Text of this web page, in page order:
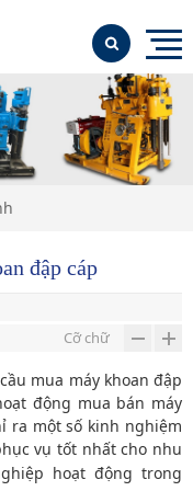
chất
đập cáp
Cỡ chữ
mua máy khoan đập
động mua bán máy
ra một số kinh nghiệm
vụ tốt nhất cho nhu
hoạt động trong